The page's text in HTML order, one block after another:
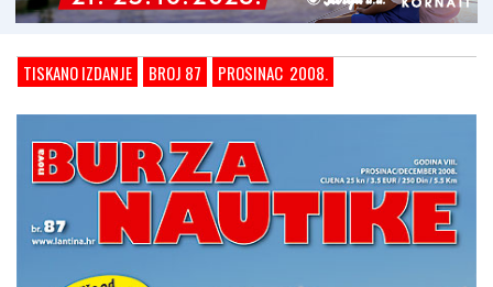
TISKANO IZDANJE BROJ 87 PROSINAC 2008.